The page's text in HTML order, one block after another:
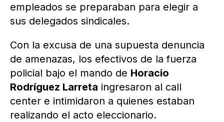
empleados se preparaban para elegir a
sus delegados sindicales.
Con la excusa de una supuesta denuncia
de amenazas, los efectivos de la fuerza
policial bajo el mando de Horacio
Rodríguez Larreta ingresaron al call
center e intimidaron a quienes estaban
realizando el acto eleccionario.